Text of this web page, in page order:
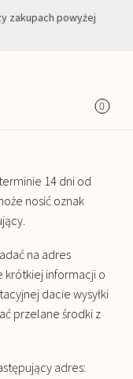
zakupach powyżej
0
14 dni od
nosić oznak
na adres
krótkiej informacji o
dacie wysyłki
przelane środki z
adres: